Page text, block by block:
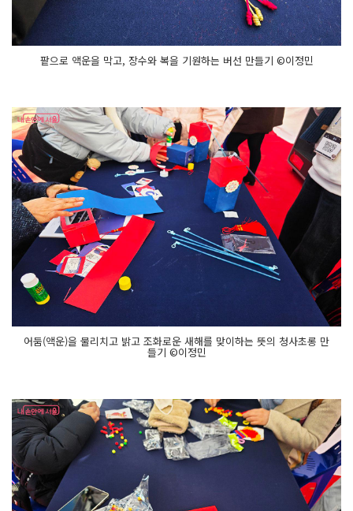
팥으로 액운을 막고, 장수와 복을 기원하는 버선 만들기 ©이정민
어둠(액운)을 물리치고 밝고 조화로운 새해를 맞이하는 뜻의 청사초롱 만
들기 ©이정민